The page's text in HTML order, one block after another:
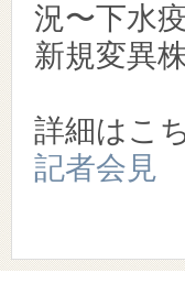
況〜下水
新規変異
詳細はこ
記者会見